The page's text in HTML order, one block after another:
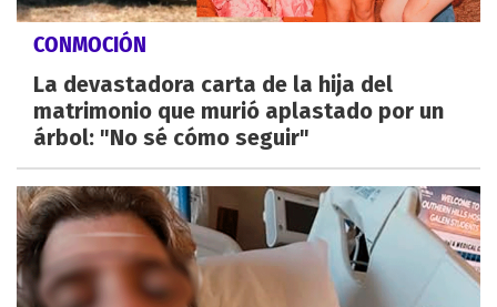
CONMOCIÓN
La devastadora carta de la hija del
matrimonio que murió aplastado por un
árbol: "No sé cómo seguir"